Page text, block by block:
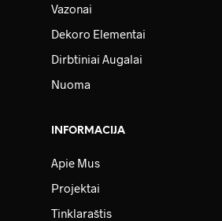
Vazonai
Dekoro Elementai
Dirbtiniai Augalai
Nuoma
INFORMACIJA
Apie Mus
Projektai
Tinklaraštis